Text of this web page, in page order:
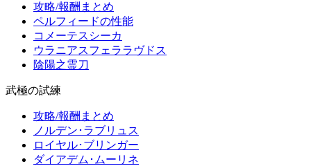
攻略/報酬まとめ
ペルフィードの性能
コメーテスシーカ
ウラニアスフェララヴドス
陰陽之霊刀
武極の試練
攻略/報酬まとめ
ノルデン･ラブリュス
ロイヤル･ブリンガー
ダイアデム･ムーリネ